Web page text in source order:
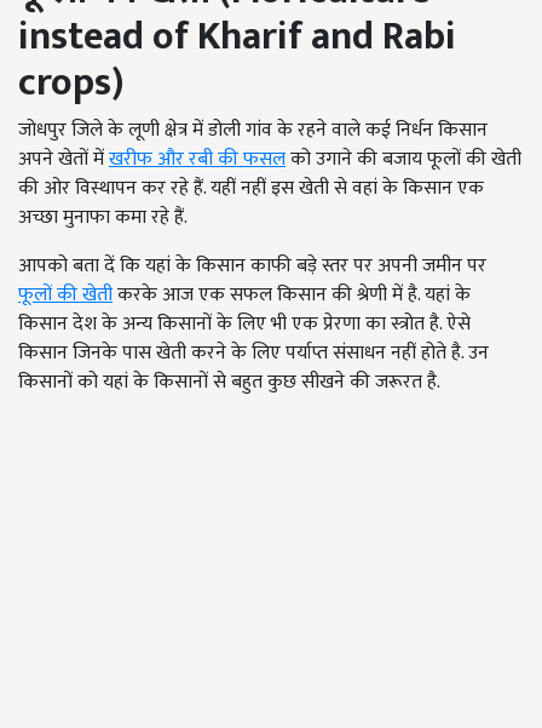
instead of Kharif and Rabi
crops)
जोधपुर जिले के लूणी क्षेत्र में डोली गांव के रहने वाले कई निर्धन किसान
अपने खेतों मेंखरीफ और रबी की फसलको उगाने की बजाय फूलों की खेती
की ओर विस्थापन कर रहे हैं. यहीं नहीं इस खेती से वहां के किसान एक
अच्छा मुनाफा कमा रहे हैं.
आपको बता दें कि यहां के किसान काफी बड़े स्तर पर अपनी जमीन पर
फूलों की खेतीकरके आज एक सफल किसान की श्रेणी में है. यहां के
किसान देश के अन्य किसानों के लिए भी एक प्रेरणा का स्त्रोत है. ऐसे
किसान जिनके पास खेती करने के लिए पर्याप्त संसाधन नहीं होते है. उन
किसानों को यहां के किसानों से बहुत कुछ सीखने की जरूरत है.